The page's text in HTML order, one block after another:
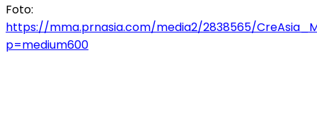
Foto:
https://mma.prnasia.com/media2/2838565/
p=medium600